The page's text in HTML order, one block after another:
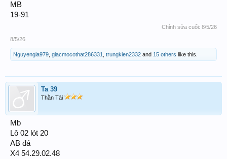
MB
19-91
Chỉnh sửa cuối: 8/5/26
8/5/26
Nguyengia979 giacmocothat286331 trungkien2332 and 15 others like this.
Ta 39
Thần Tài
Mb
Lô 02 lót 20
AB đá
X4 54.29.02.48